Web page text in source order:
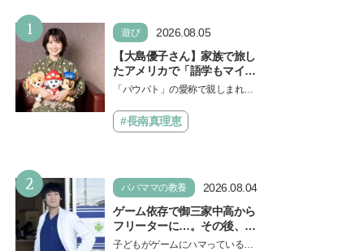
1 遊び
2026.08.05
【大島優子さん】家族で旅し
たアメリカで「語学もマイン
ドも！ 子どもの成長はすごか
『パウ・パトロール ザ・ダイ
ノ・ムービー』ではあきらめ
「パウパト」の愛称で親しまれる
の劇場版シリーズ第3弾、映画『パ
ウ・パトロール ザ…
#長南真理恵
2 パパママの教養
2026.08.04
ゲーム依存で御三家中高から
フリーターに…。その後、医
学部へ逆転合格した現役医師
子どもがゲームにハマっている